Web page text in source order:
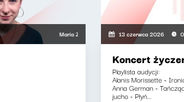
Maria Zamachowska, Olga Bobienko13 czerwca 2026
Koncert
Playlista audycji:
Alanis Morissette -
Anna German -
jucho - Płyń...